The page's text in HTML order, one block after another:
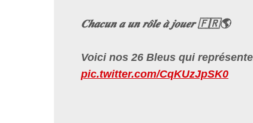
𝑪𝒉𝒂𝒄𝒖𝒏 𝒂 𝒖𝒏 𝒓𝒐̂𝒍𝒆 𝒂̀ 𝒋𝒐𝒖𝒆𝒓 🇫🇷🌎
Voici nos 26 Bleus qui
pic.twitter.com/CqKUzJpSK0